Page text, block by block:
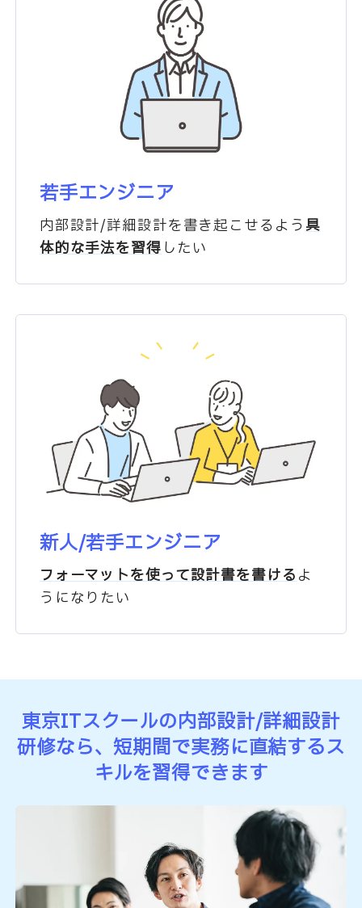
若手エンジニア
内部設計/詳細設計を書き起こせるよう具
体的な手法を習得したい
新人/若手エンジニア
フォーマットを使って設計書を書けるよ
うになりたい
東京ITスクールの内部設計/詳細設計
研修なら、短期間で実務に直結するス
キルを習得できます